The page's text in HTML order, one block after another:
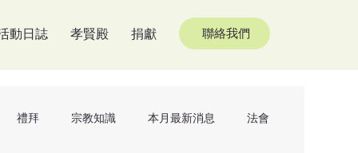
動日誌 孝賢殿 捐獻 聯絡我們
禮拜 宗教知識 本月最新消息 法會